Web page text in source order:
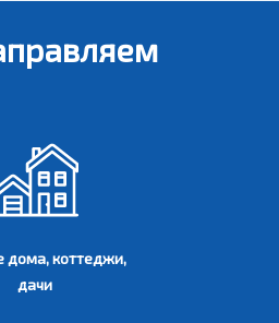
дома, коттеджи,
дачи